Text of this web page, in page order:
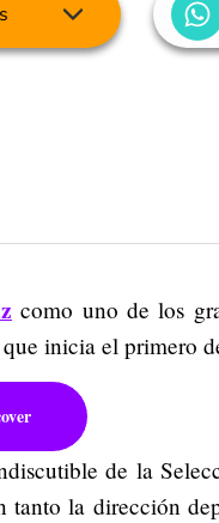
como uno de los
inicia el primero
de la
tanto la dirección